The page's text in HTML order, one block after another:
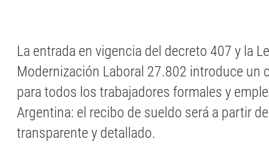
La entrada en vigencia del decreto 407 y la
Modernización Laboral 27.802 introduce un
para todos los trabajadores formales y
Argentina: el recibo de sueldo será a partir
transparente y detallado.